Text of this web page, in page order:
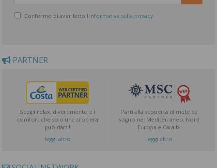
Confermo di aver letto l'informativa sulla privacy
PARTNER
Scegli relax, divertimento e i
comfort che solo una crociera
può darti!
leggi altro
Parti alla scoperta di mete da
sogno nel Mediterraneo, Nord
Europa e Caraibi
leggi altro